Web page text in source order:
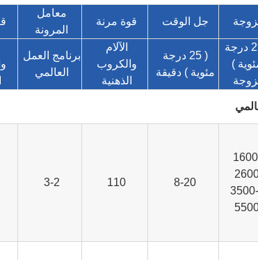
جل الوقت قوة مرنة
معامل
المرونة
( 25 درجة
)
( 25 درجة
مئوية ) دقيقة
الآلام
والكروب
الذهنية
برنامج العمل
العالمي
/ 3500-
8-20
110
3-2